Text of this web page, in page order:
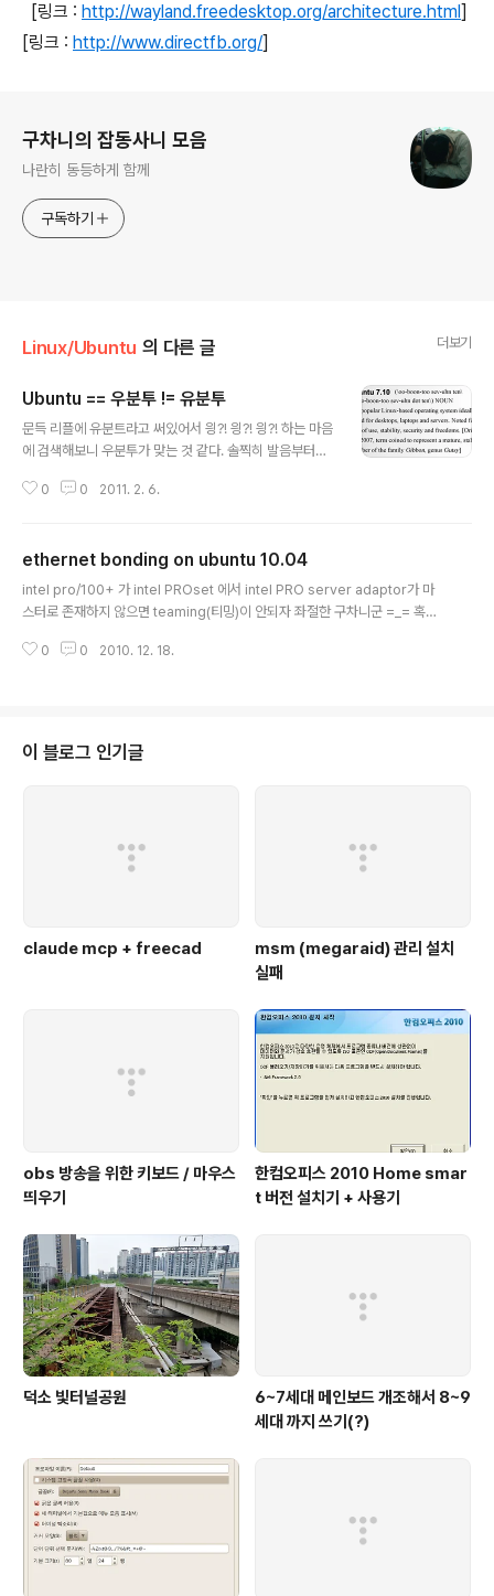
[링크 : http://wayland.freedesktop.org/architecture.html]
[링크 : http://www.directfb.org/]
구차니의 잡동사니 모음
나란히 동등하게 함께
구독하기
Linux/Ubuntu 의 다른 글 더보기
Ubuntu == 우분투 != 유분투
문득 리플에 유분트라고 써있어서 읭?! 읭?! 읭?! 하는 마음
에 검색해보니 우분투가 맞는 것 같다. 솔찍히 발음부터가
egloos.com/4129848] [링크 : http://danielmiessl
sic이 베이직이냐 베이식이냐로 가버린 상황발생 BASIC
[|beɪsɪk] 발음을 들어봐도 발음기호를 봐도 확실히 베이
식이군 -_-
0 0 2011. 2. 6.
ethernet bonding on ubuntu 10.04
intel pro/100+ 가 intel PROset 에서 intel PRO server adaptor가 마
스터로 존재하지 않으면 teaming(티밍)이 안되자 좌절한 구차니군 =_= 혹시
ave 'ifenslave' 프로그램은 현재 설치되어 있지 않습니다. 다음을 입력하여
r-xr-x 5 minimonk minimonk 0 2010-12-19 0..
0 0 2010. 12. 18.
이 블로그 인기글
claude mcp + freecad
msm (megaraid) 관리 설치
실패
obs 방송을 위한 키보드 / 마우스
띄우기
한컴오피스 2010 Home smar
t 버전 설치기 + 사용기
덕소 빛터널공원
6~7세대 메인보드 개조해서 8~9
세대 까지 쓰기(?)